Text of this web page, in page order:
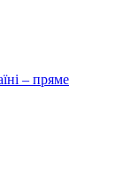
– пряме